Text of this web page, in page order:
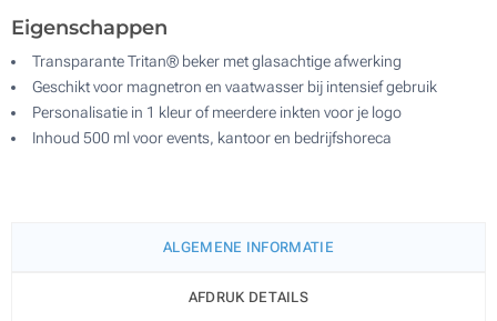
Eigenschappen
Transparante Tritan® beker met glasachtige afwerking
Geschikt voor magnetron en vaatwasser bij intensief gebruik
Personalisatie in 1 kleur of meerdere inkten voor je logo
Inhoud 500 ml voor events, kantoor en bedrijfshoreca
ALGEMENE INFORMATIE
AFDRUK DETAILS